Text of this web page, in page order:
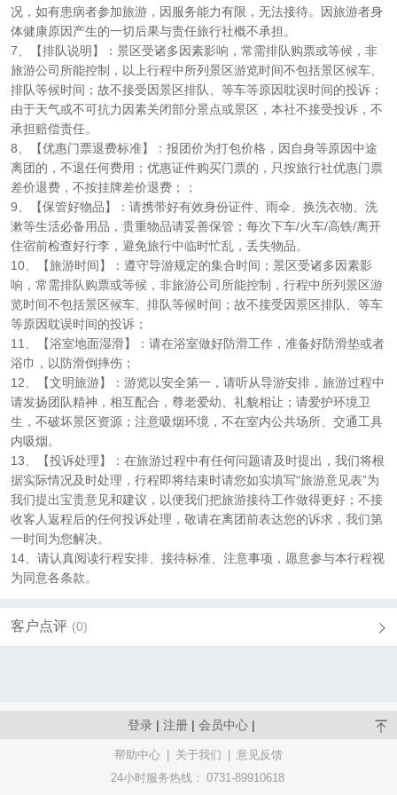
况，如有患病者参加旅游，因服务能力有限，无法接待。因旅游者身
体健康原因产生的一切后果与责任旅行社概不承担。
7、【排队说明】：景区受诸多因素影响，常需排队购票或等候，非
旅游公司所能控制，以上行程中所列景区游览时间不包括景区候车、
排队等候时间；故不接受因景区排队、等车等原因耽误时间的投诉；
由于天气或不可抗力因素关闭部分景点或景区，本社不接受投诉，不
承担赔偿责任。
8、【优惠门票退费标准】：报团价为打包价格，因自身等原因中途
离团的，不退任何费用；优惠证件购买门票的，只按旅行社优惠门票
差价退费，不按挂牌差价退费；；
9、【保管好物品】：请携带好有效身份证件、雨伞、换洗衣物、洗
漱等生活必备用品，贵重物品请妥善保管；每次下车/火车/高铁/离开
住宿前检查好行李，避免旅行中临时忙乱，丢失物品。
10、【旅游时间】：遵守导游规定的集合时间；景区受诸多因素影
响，常需排队购票或等候，非旅游公司所能控制，行程中所列景区游
览时间不包括景区候车、排队等候时间；故不接受因景区排队、等车
等原因耽误时间的投诉；
11、【浴室地面湿滑】：请在浴室做好防滑工作，准备好防滑垫或者
浴巾，以防滑倒摔伤；
12、【文明旅游】：游览以安全第一，请听从导游安排，旅游过程中
请发扬团队精神，相互配合，尊老爱幼、礼貌相让；请爱护环境卫
生，不破坏景区资源；注意吸烟环境，不在室内公共场所、交通工具
内吸烟。
13、【投诉处理】：在旅游过程中有任何问题请及时提出，我们将根
据实际情况及时处理，行程即将结束时请您如实填写“旅游意见表”为
我们提出宝贵意见和建议，以便我们把旅游接待工作做得更好；不接
收客人返程后的任何投诉处理，敬请在离团前表达您的诉求，我们第
一时间为您解决。
14、请认真阅读行程安排、接待标准、注意事项，愿意参与本行程视
为同意各条款。
客户点评 (0)
登录 | 注册 | 会员中心 |
帮助中心 关于我们
意见反馈
24小时服务热线： 0731-89910618